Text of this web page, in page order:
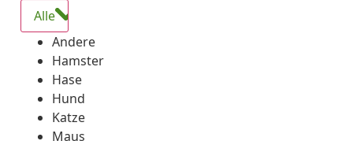
Alle
Andere
Hamster
Hase
Hund
Katze
Maus